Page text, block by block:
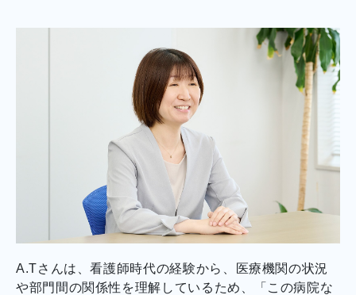
A.Tさんは、看護師時代の経験から、医療機関の状況
や部門間の関係性を理解しているため、「この病院な